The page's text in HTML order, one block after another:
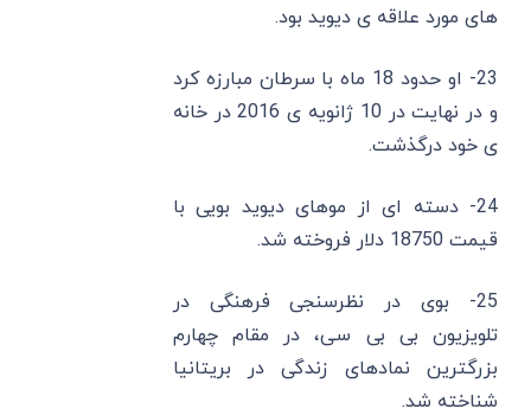
های مورد علاقه ی دیوید بود.
23- او حدود 18 ماه با سرطان مبارزه کرد
و در نهایت در 10 ژانویه ی 2016 در خانه
ی خود درگذشت.
24- دسته ای از موهای دیوید بویی با
قیمت 18750 دلار فروخته شد.
25- بوی در نظرسنجی فرهنگی در
تلویزیون بی بی سی، در مقام چهارم
بزرگترین نمادهای زندگی در بریتانیا
شناخته شد.